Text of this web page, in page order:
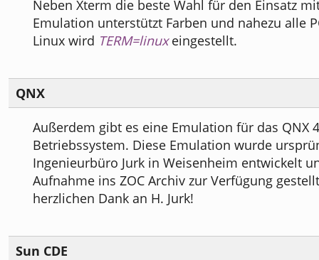
Neben Xterm die beste Wahl für den Einsatz
Emulation unterstützt Farben und nahezu alle
Linux wird TERM=linuxeingestellt.
QNX
Außerdem gibt es eine Emulation für das QNX
Betriebssystem. Diese Emulation wurde
Ingenieurbüro Jurk in Weisenheim entwickelt
Aufnahme ins ZOC Archiv zur Verfügung
herzlichen Dank an H. Jurk!
Sun CDE